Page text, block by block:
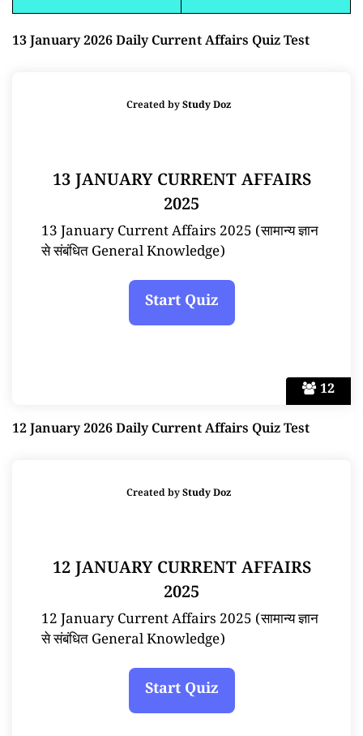
13 January 2026 Daily Current Affairs Quiz Test
12
Created byStudy Doz
13 JANUARY CURRENT AFFAIRS
2025
13 January Current Affairs 2025 (सामान्य ज्ञान
से संबंधित General Knowledge)
12 January 2026 Daily Current Affairs Quiz Test
Created byStudy Doz
12 JANUARY CURRENT AFFAIRS
2025
12 January Current Affairs 2025 (सामान्य ज्ञान
से संबंधित General Knowledge)